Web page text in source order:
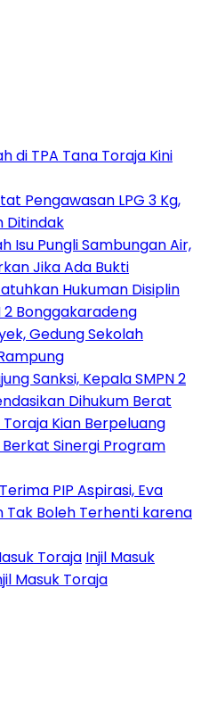
di TPA Tana Toraja Kini
Pengawasan LPG 3 Kg,
Ditindak
Isu Pungli Sambungan Air,
Jika Ada Bukti
Hukuman Disiplin
2 Bonggakaradeng
Gedung Sekolah
Sanksi, Kepala SMPN 2
Dihukum Berat
Kian Berpeluang
Sinergi Program
PIP Aspirasi, Eva
Tak Boleh Terhenti karena
Toraja Injil Masuk
Masuk Toraja